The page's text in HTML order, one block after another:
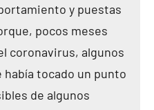
y puestas
pocos meses
coronavirus, algunos
tocado un punto
de algunos